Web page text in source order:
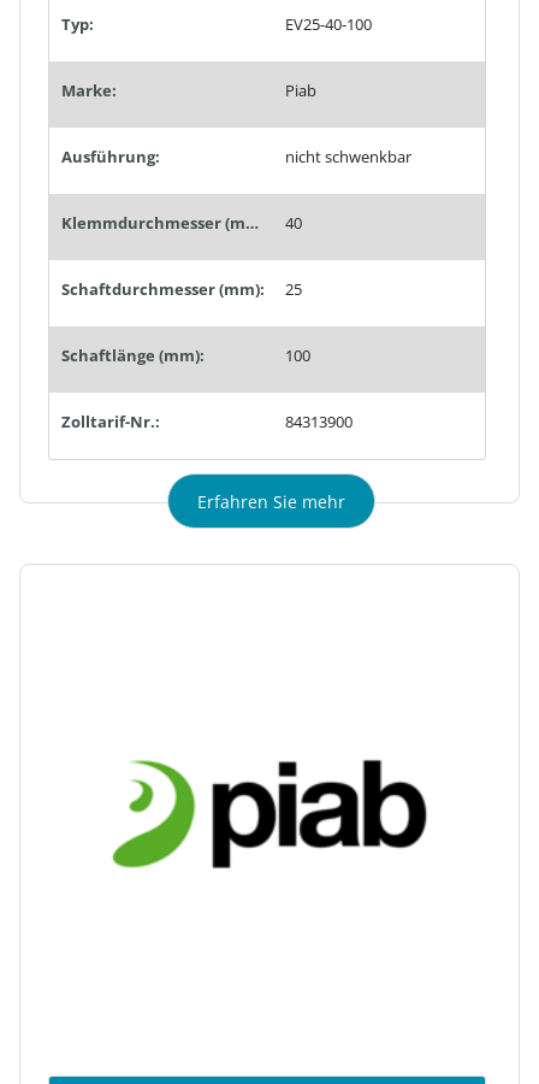
Typ: EV25-40-100
Marke: Piab
Ausführung: nicht schwenkbar
Klemmdurchmesser (mm): 40
Schaftdurchmesser (mm): 25
Schaftlänge (mm): 100
Zolltarif-Nr.: 84313900
Erfahren Sie mehr